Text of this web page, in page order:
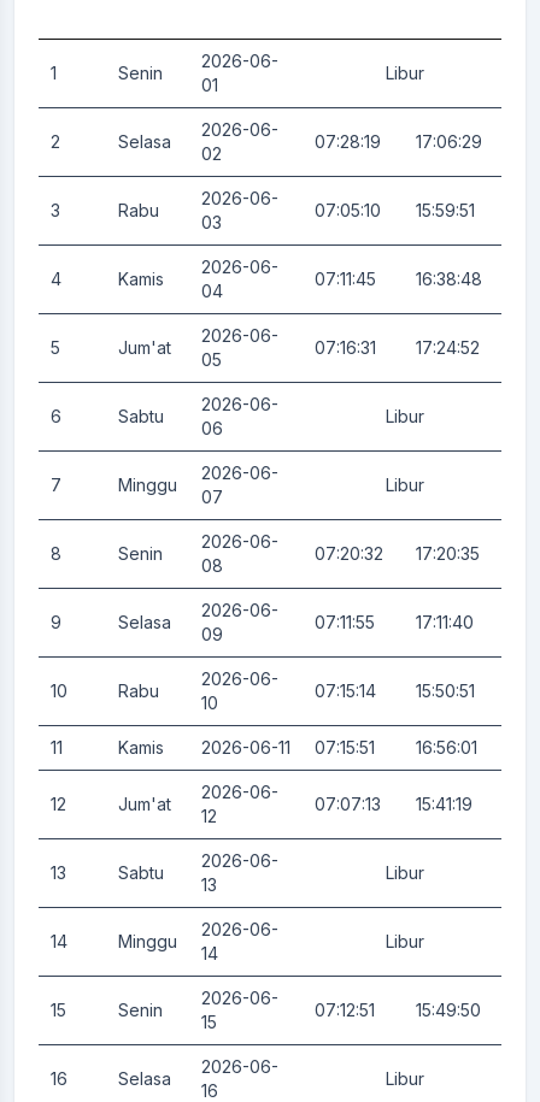
1 Senin
2026-06-
01
Libur
2 Selasa
2026-06-
02
07:28:19 17:06:29
3 Rabu
2026-06-
03
07:05:10 15:59:51
4 Kamis
2026-06-
04
07:11:45 16:38:48
5 Jum'at
2026-06-
05
07:16:31 17:24:52
6 Sabtu
2026-06-
06
Libur
7 Minggu
2026-06-
07
Libur
8 Senin
2026-06-
08
07:20:32 17:20:35
9 Selasa
2026-06-
09
07:11:55 17:11:40
10 Rabu
2026-06-
10
07:15:14 15:50:51
11 Kamis 2026-06-11 07:15:51 16:56:01
12 Jum'at
2026-06-
12
07:07:13 15:41:19
13 Sabtu
2026-06-
13
Libur
14 Minggu
2026-06-
14
Libur
15 Senin
2026-06-
15
07:12:51 15:49:50
16 Selasa
2026-06-
16
Libur